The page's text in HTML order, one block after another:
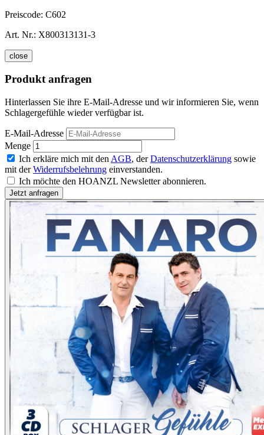
Preiscode: C602
Art. Nr.: X800313131-3
close
Produkt anfragen
Hinterlassen Sie ihre E-Mail-Adresse und wir informieren Sie, wenn
Schlagergefühle wieder verfügbar ist.
E-Mail-Adresse
Menge
Ich erkläre mich mit den AGB, derDatenschutzerklärung sowie
mit derWiderrufsbelehrung einverstanden.
Ich möchte den HOANZL Newsletter abonnieren.